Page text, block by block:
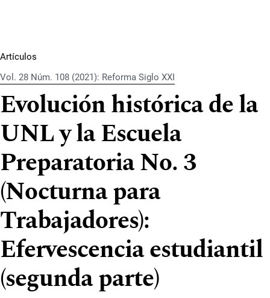
Artículos
Vol. 28 Núm. 108 (2021): Reforma Siglo XXI
Evolución histórica de la
UNL y la Escuela
Preparatoria No. 3
(Nocturna para
Trabajadores):
Efervescencia estudiantil
(segunda parte)